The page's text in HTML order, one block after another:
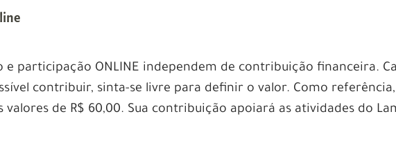
e participação ONLINE independem de contribuição financeira.
contribuir, sinta-se livre para definir o valor. Como referência,
valores de R$ 60,00. Sua contribuição apoiará as atividades do